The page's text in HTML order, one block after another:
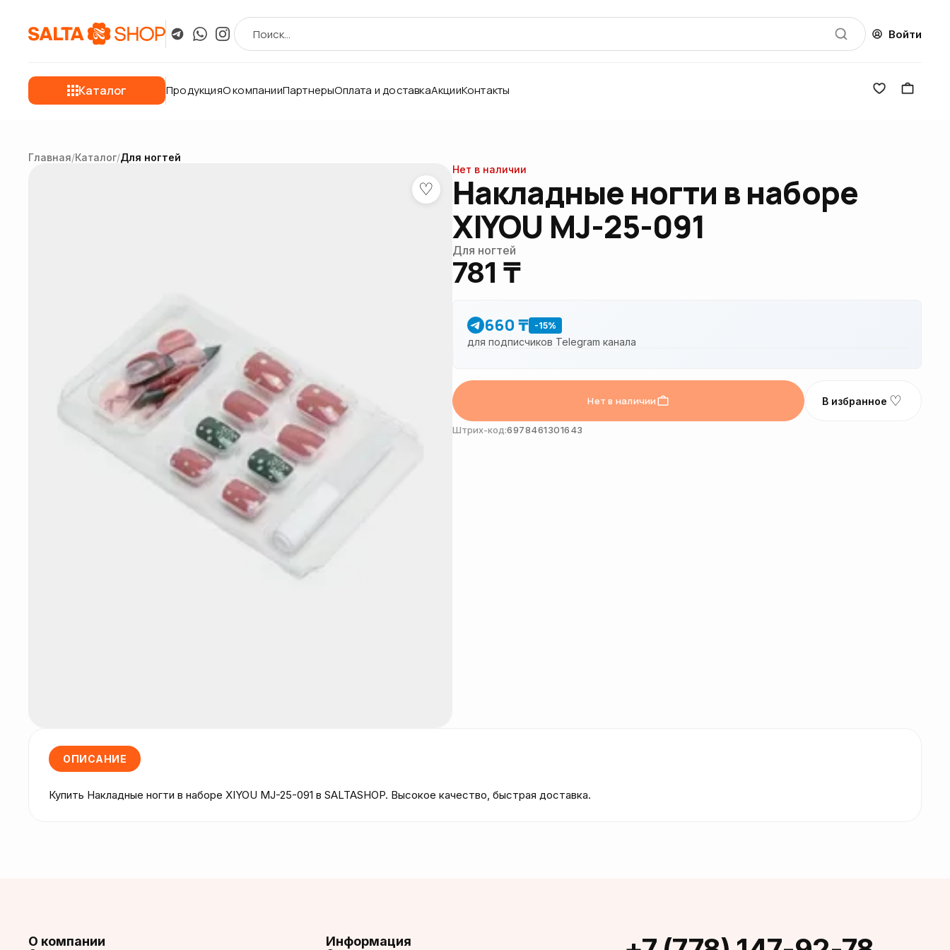
Войти
Каталог ПродукцияО компанииПартнерыОплата и доставкаАкцииКонтакты
Главная/Каталог/Для ногтей
♡
Нет в наличии
Накладные ногти в наборе
XIYOU MJ-25-091
Для ногтей
781 ₸
660 ₸ -15%
для подписчиков Telegram канала
Нет в наличии В избранное ♡
Штрих-код:6978461301643
ОПИСАНИЕ
Купить Накладные ногти в наборе XIYOU MJ-25-091 в SALTASHOP. Высокое качество, быстрая доставка.
О компании Информация